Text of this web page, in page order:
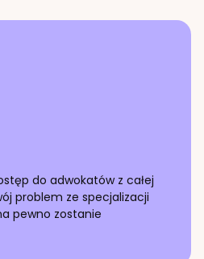
do adwokatów z całej
problem ze specjalizacji
pewno zostanie